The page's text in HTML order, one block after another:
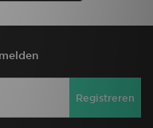
Registreren